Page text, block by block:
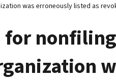
was erroneously listed as
for